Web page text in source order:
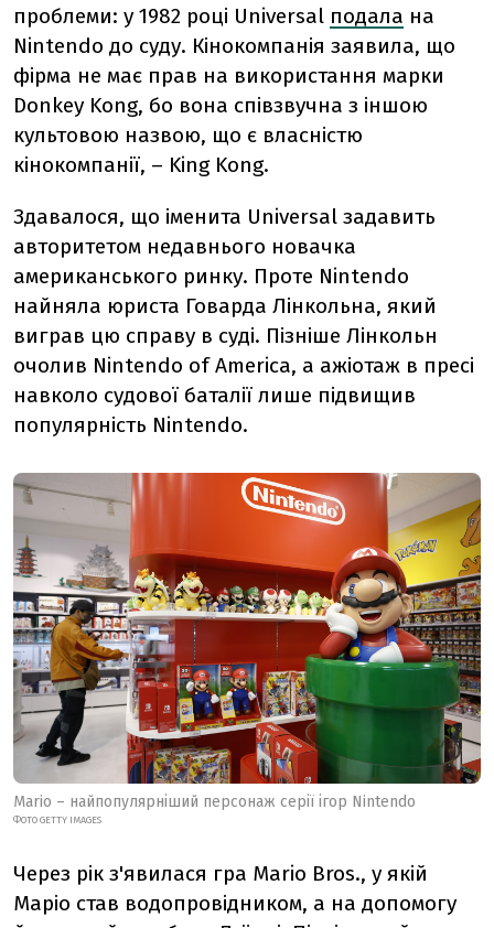
проблеми: у 1982 році Universal подала на
Nintendo до суду. Кінокомпанія заявила, що
фірма не має прав на використання марки
Donkey Kong, бо вона співзвучна з іншою
культовою назвою, що є власністю
кінокомпанії, – King Kong.
Здавалося, що іменита Universal задавить
авторитетом недавнього новачка
американського ринку. Проте Nintendo
найняла юриста Говарда Лінкольна, який
виграв цю справу в суді. Пізніше Лінкольн
очолив Nintendo of America, а ажіотаж в пресі
навколо судової баталії лише підвищив
популярність Nintendo.
Mario – найпопулярніший персонаж серії ігор Nintendo
ФОТО GETTY IMAGES
Через рік з'явилася гра Mario Bros., у якій
Маріо став водопровідником, а на допомогу